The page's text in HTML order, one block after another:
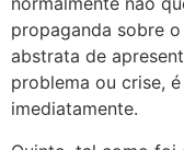
propaganda sobre
abstrata de
problema ou crise,
imediatamente.